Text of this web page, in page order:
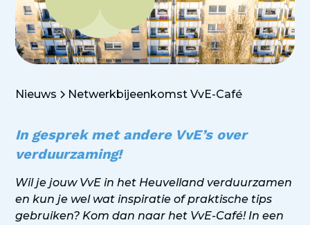
Nieuws Netwerkbijeenkomst VvE-Café
In gesprek met andere VvE’s over
verduurzaming!
Wil je jouw VvE in het Heuvelland verduurzamen
en kun je wel wat inspiratie of praktische tips
gebruiken? Kom dan naar het VvE-Café! In een